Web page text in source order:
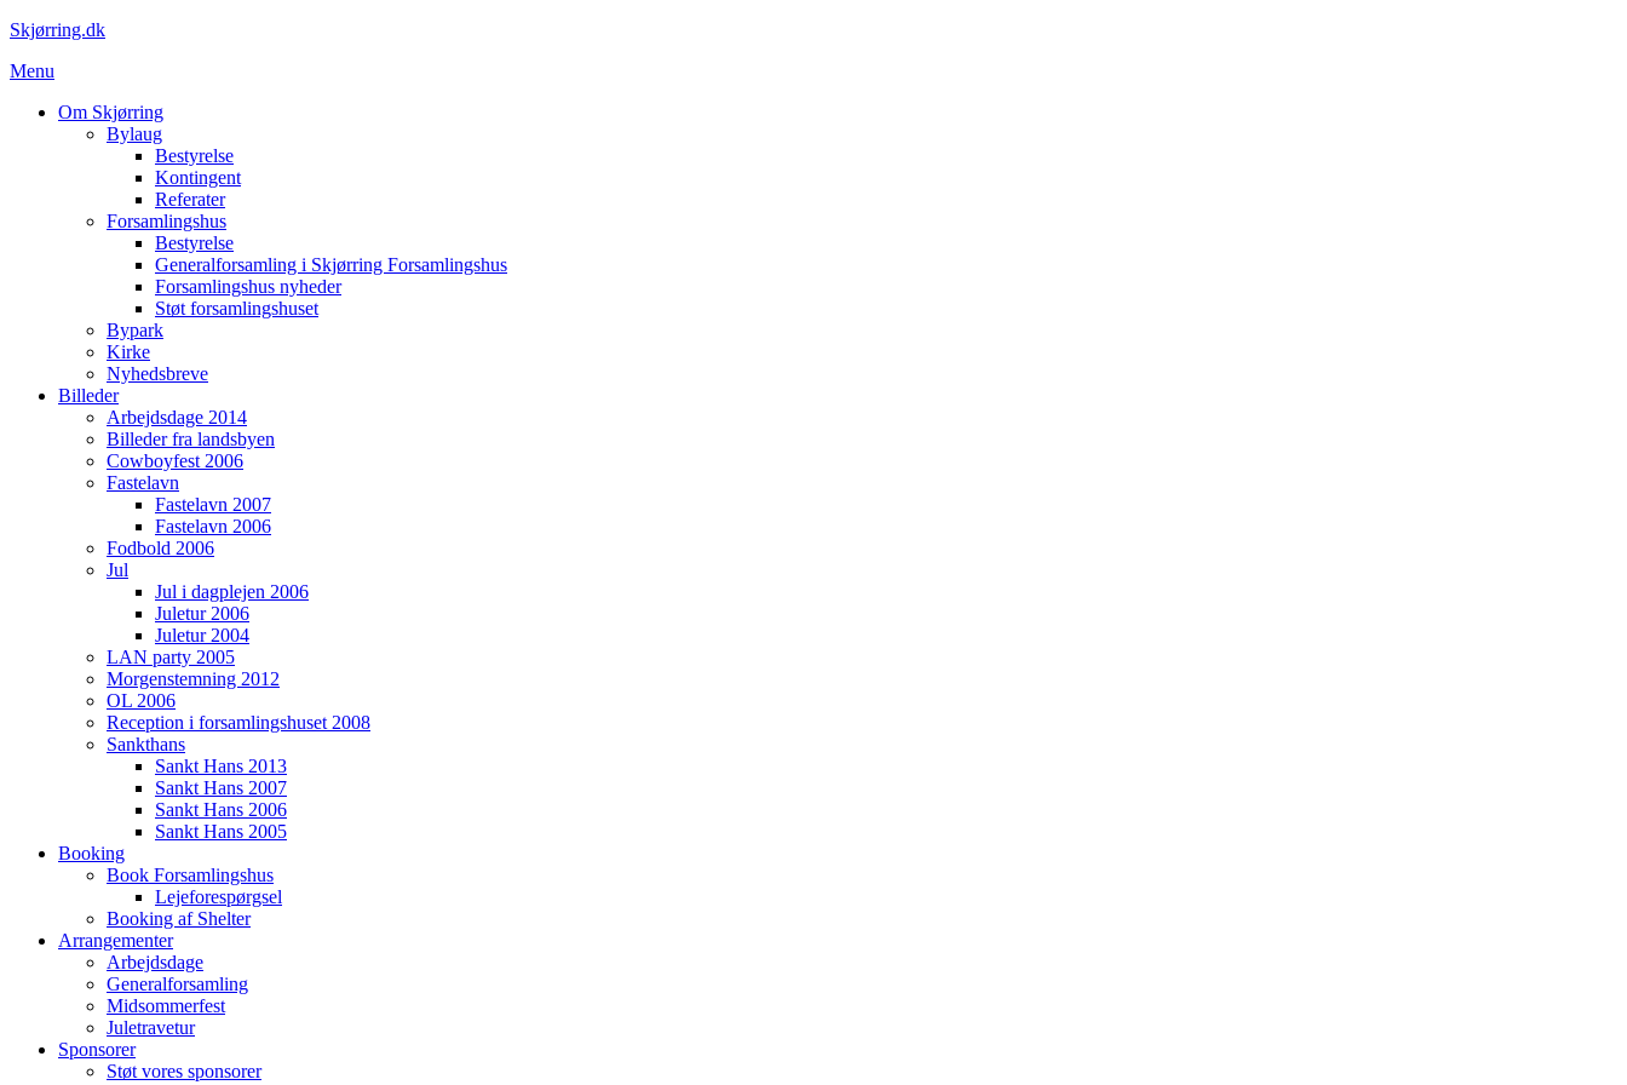
Spring
indhold
Skjørring.dk
Menu
Om Skjørring
Bylaug
Bestyrelse
Kontingent
Referater
Forsamlingshus
Bestyrelse
Generalforsamling i Skjørring Forsamlingshus
Forsamlingshus nyheder
Støt forsamlingshuset
Bypark
Kirke
Nyhedsbreve
Billeder
Arbejdsdage 2014
Billeder fra landsbyen
Cowboyfest 2006
Fastelavn
Fastelavn 2007
Fastelavn 2006
Fodbold 2006
Jul
Jul i dagplejen 2006
Juletur 2006
Juletur 2004
LAN party 2005
Morgenstemning 2012
OL 2006
Reception i forsamlingshuset 2008
Sankthans
Sankt Hans 2013
Sankt Hans 2007
Sankt Hans 2006
Sankt Hans 2005
Booking
Book Forsamlingshus
Lejeforespørgsel
Booking af Shelter
Arrangementer
Arbejdsdage
Generalforsamling
Midsommerfest
Juletravetur
Sponsorer
Støt vores sponsorer